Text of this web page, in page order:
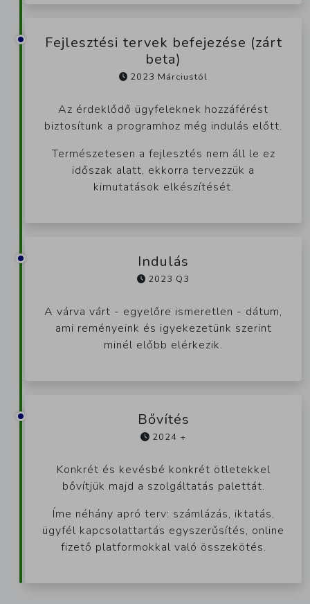
Fejlesztési tervek befejezése (zárt
beta)
2023 Márciustól
Az érdeklődő ügyfeleknek hozzáférést
biztosítunk a programhoz még indulás előtt.
Természetesen a fejlesztés nem áll le ez
időszak alatt, ekkorra tervezzük a
kimutatások elkészítését.
Indulás
2023 Q3
A várva várt - egyelőre ismeretlen - dátum,
ami reményeink és igyekezetünk szerint
minél előbb elérkezik.
Bővítés
2024 +
Konkrét és kevésbé konkrét ötletekkel
bővítjük majd a szolgáltatás palettát.
Íme néhány apró terv: számlázás, iktatás,
ügyfél kapcsolattartás egyszerűsítés, online
fizető platformokkal való összekötés.